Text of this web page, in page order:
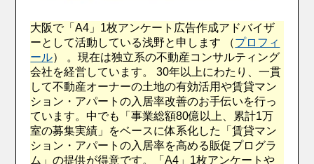
大阪で「A4」1枚アンケート広告作成アドバイザ
ーとして活動している浅野と申します （プロフィ
ール） 。現在は独立系の不動産コンサルティング
会社を経営しています。 30年以上にわたり、一貫
して不動産オーナーの土地の有効活用や賃貸マン
ション・アパートの入居率改善のお手伝いを行っ
ています。中でも「事業総額80億以上、累計1万
室の募集実績」をベースに体系化した「賃貸マン
ション・アパートの入居率を高める販促プログラ
ム」の提供が得意です。「A4」1枚アンケートや